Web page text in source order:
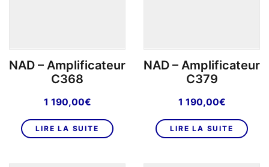
NAD – Amplificateur
C368
1 190,00€
LIRE LA SUITE
NAD – Amplificateur
C379
1 190,00€
LIRE LA SUITE